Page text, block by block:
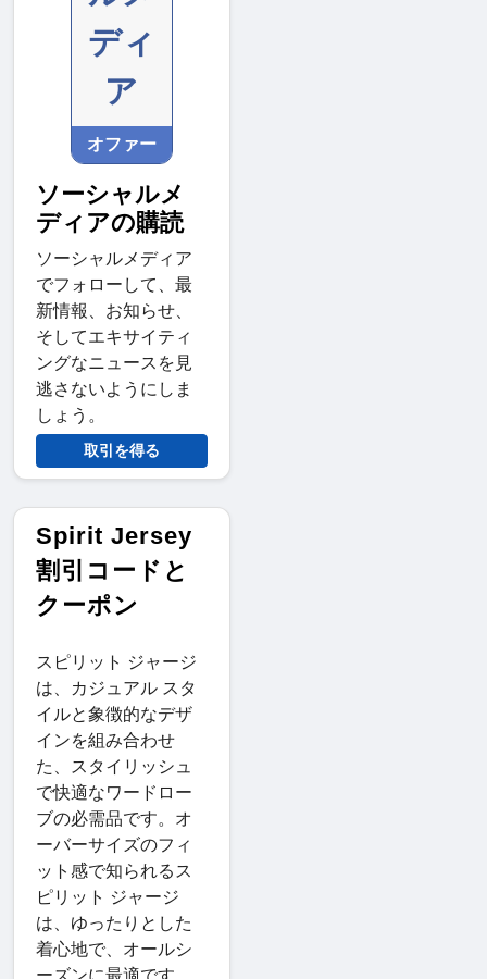
ディ
ア
オファー
ソーシャルメ
ディアの購読
ソーシャルメディア
でフォローして、最
新情報、お知らせ、
そしてエキサイティ
ングなニュースを見
逃さないようにしま
しょう。
取引を得る
Spirit Jersey
割引コードと
クーポン
スピリット ジャージ
は、カジュアル スタ
イルと象徴的なデザ
インを組み合わせ
た、スタイリッシュ
で快適なワードロー
ブの必需品です。オ
ーバーサイズのフィ
ット感で知られるス
ピリット ジャージ
は、ゆったりとした
着心地で、オールシ